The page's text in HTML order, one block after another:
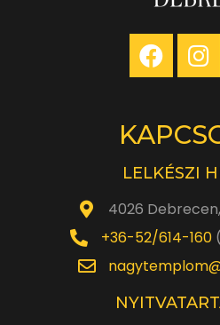
LELKÉSZI
4026
+36-52/614-160